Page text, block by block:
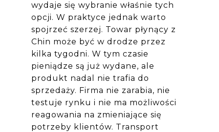
wydaje się wybranie właśnie tych
opcji. W praktyce jednak warto
spojrzeć szerzej. Towar płynący z
Chin może być w drodze przez
kilka tygodni. W tym czasie
pieniądze są już wydane, ale
produkt nadal nie trafia do
sprzedaży. Firma nie zarabia, nie
testuje rynku i nie ma możliwości
reagowania na zmieniające się
potrzeby klientów. Transport